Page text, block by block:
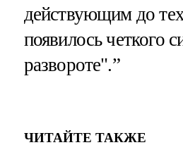
действующим до
появилось четкого
развороте".”
ЧИТАЙТЕ ТАКЖЕ